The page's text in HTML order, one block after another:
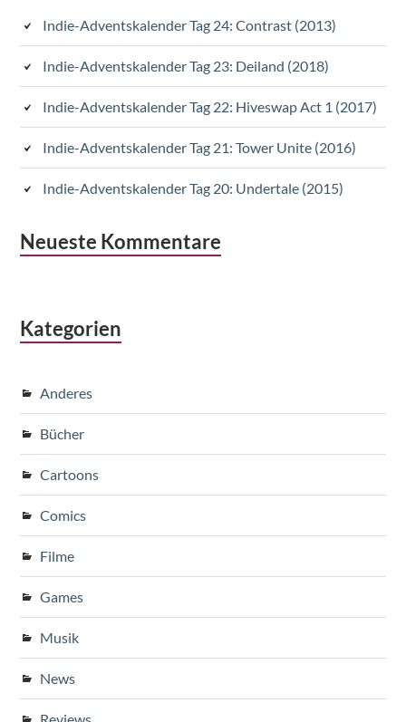
Indie-Adventskalender Tag 24: Contrast (2013)
Indie-Adventskalender Tag 23: Deiland (2018)
Indie-Adventskalender Tag 22: Hiveswap Act 1 (2017)
Indie-Adventskalender Tag 21: Tower Unite (2016)
Indie-Adventskalender Tag 20: Undertale (2015)
Neueste Kommentare
Kategorien
Anderes
Bücher
Cartoons
Comics
Filme
Games
Musik
News